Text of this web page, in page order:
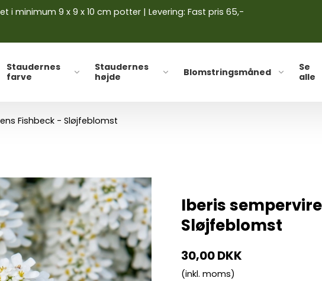
i minimum 9 x 9 x 10 cm potter | Levering: Fast pris 65,-
Staudernes
farve
Staudernes
højde
Blomstringsmåned
Se
alle
Fishbeck - Sløjfeblomst
Iberis
Sløjfeblomst
30,00 DKK
(inkl. moms)